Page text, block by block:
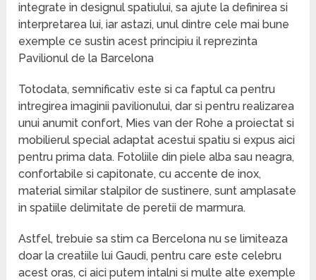
integrate in designul spatiului, sa ajute la definirea si
interpretarea lui, iar astazi, unul dintre cele mai bune
exemple ce sustin acest principiu il reprezinta
Pavilionul de la Barcelona
Totodata, semnificativ este si ca faptul ca pentru
intregirea imaginii pavilionului, dar si pentru realizarea
unui anumit confort, Mies van der Rohe a proiectat si
mobilierul special adaptat acestui spatiu si expus aici
pentru prima data. Fotoliile din piele alba sau neagra,
confortabile si capitonate, cu accente de inox,
material similar stalpilor de sustinere, sunt amplasate
in spatiile delimitate de peretii de marmura.
Astfel, trebuie sa stim ca Bercelona nu se limiteaza
doar la creatiile lui Gaudi, pentru care este celebru
acest oras, ci aici putem intalni si multe alte exemple